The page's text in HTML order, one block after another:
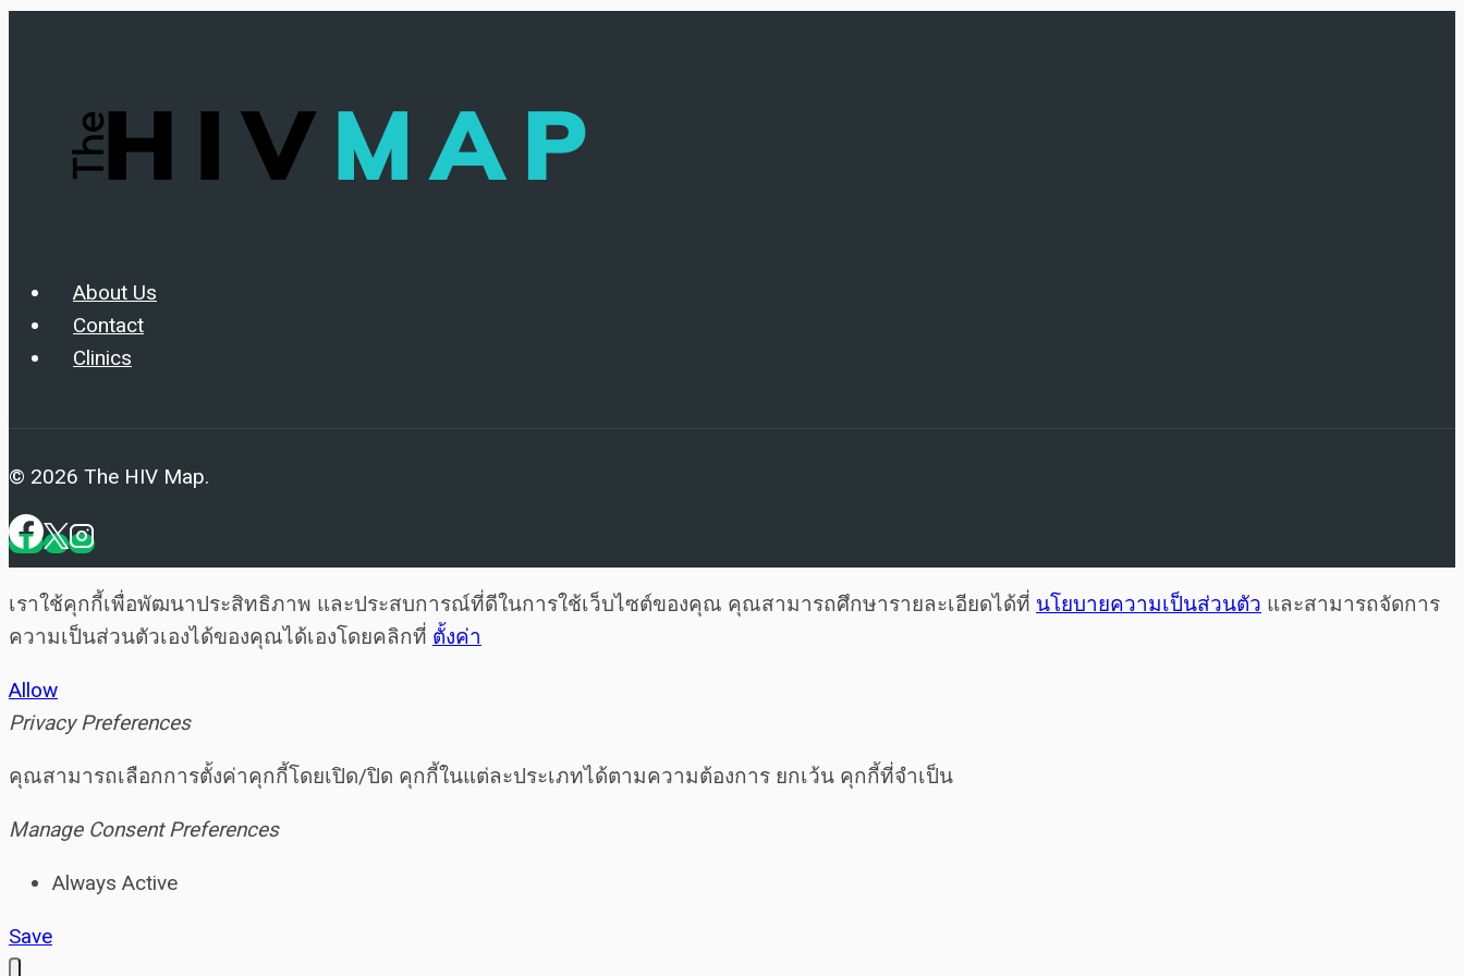
Prevention
About Us
Contact
Clinics
© 2026 The HIV Map.
เราใช้คุกกี้เพื่อพัฒนาประสิทธิภาพ และประสบการณ์ที่ดีในการใช้เว็บไซต์ของคุณ คุณสามารถศึกษารายละเอียดได้ที่ นโยบายความเป็นส่วนตัว และสามารถจัดการ
ความเป็นส่วนตัวเองได้ของคุณได้เองโดยคลิกที่ ตั้งค่า
Allow
Privacy Preferences
คุณสามารถเลือกการตั้งค่าคุกกี้โดยเปิด/ปิด คุกกี้ในแต่ละประเภทได้ตามความต้องการ ยกเว้น คุกกี้ที่จำเป็น
Manage Consent Preferences
Always Active
Save